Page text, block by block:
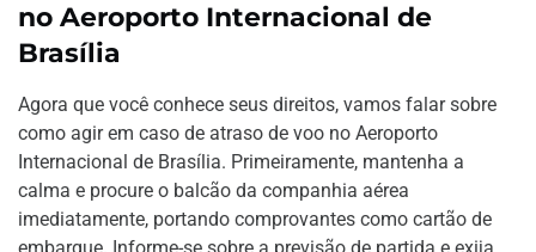
no Aeroporto Internacional de
Brasília
Agora que você conhece seus direitos, vamos falar sobre
como agir em caso de atraso de voo no Aeroporto
Internacional de Brasília. Primeiramente, mantenha a
calma e procure o balcão da companhia aérea
imediatamente, portando comprovantes como cartão de